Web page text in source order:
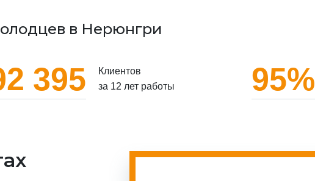
в Нерюнгри
395
Клиентов
за 12 лет работы
95%